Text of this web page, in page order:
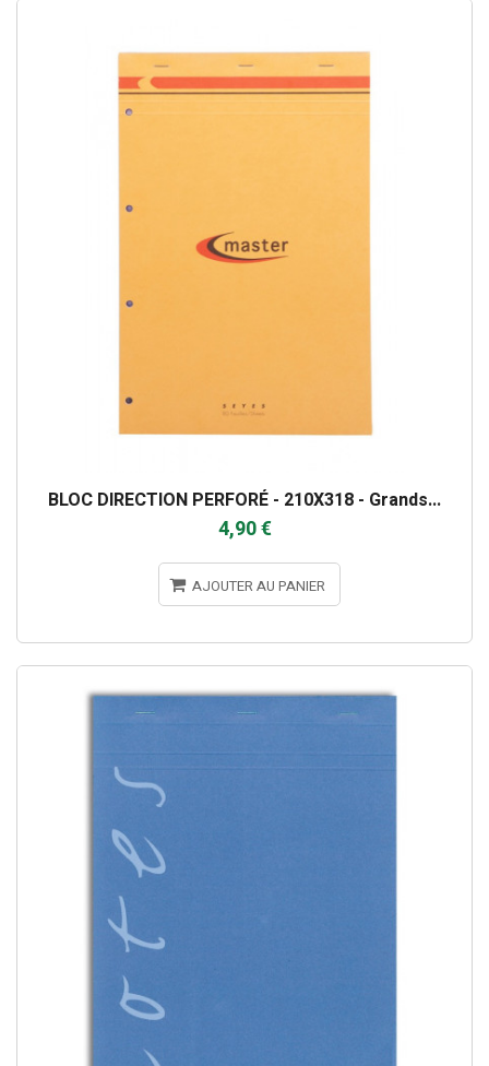
BLOC DIRECTION PERFORÉ - 210X318 - Grands...
4,90 €
AJOUTER AU PANIER